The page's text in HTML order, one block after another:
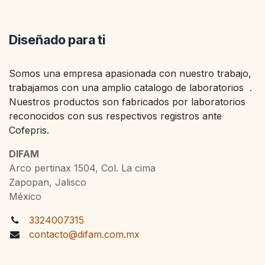
Diseñado para ti
Somos una empresa apasionada con nuestro trabajo,
trabajamos con una amplio catalogo de laboratorios .
Nuestros productos son fabricados por laboratorios
reconocidos con sus respectivos registros ante
Cofepris.
DIFAM
Arco pertinax 1504, Col. La cima
Zapopan, Jalisco
México
3324007315
contacto@difam.com.mx